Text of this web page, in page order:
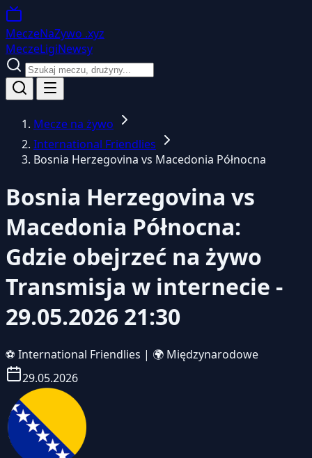
MeczeNaZywo .xyz
MeczeLigiNewsy
Mecze na żywo
International Friendlies
Bosnia Herzegovina vs Macedonia Północna
Bosnia Herzegovina vs
Macedonia Północna:
Gdzie obejrzeć na żywo
Transmisja w internecie -
29.05.2026 21:30
⚽ International Friendlies | 🌍 Międzynarodowe
29.05.2026